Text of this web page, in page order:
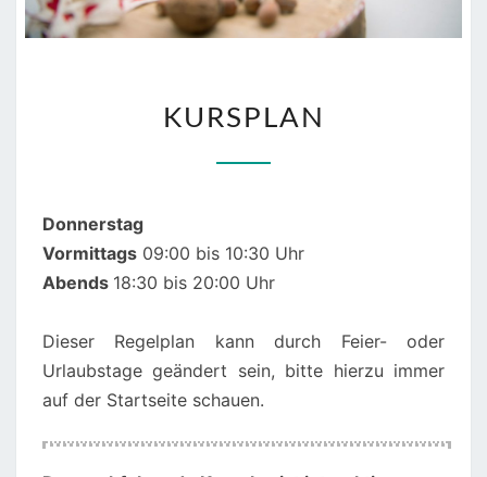
KURSPLAN
Donnerstag
Vormittags 09:00 bis 10:30 Uhr
Abends 18:30 bis 20:00 Uhr
Dieser Regelplan kann durch Feier- oder
Urlaubstage geändert sein, bitte hierzu immer
auf der Startseite schauen.
00:00